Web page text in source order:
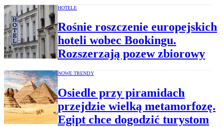
HOTELE
Rośnie roszczenie europejskich
hoteli wobec Bookingu.
Rozszerzają pozew zbiorowy
NOWE TRENDY
Osiedle przy piramidach
przejdzie wielką metamorfozę.
Egipt chce dogodzić turystom